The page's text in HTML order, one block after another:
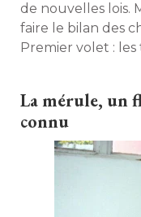
de nouvelles lois.
faire le bilan des
Premier volet : les
La mérule, un
connu